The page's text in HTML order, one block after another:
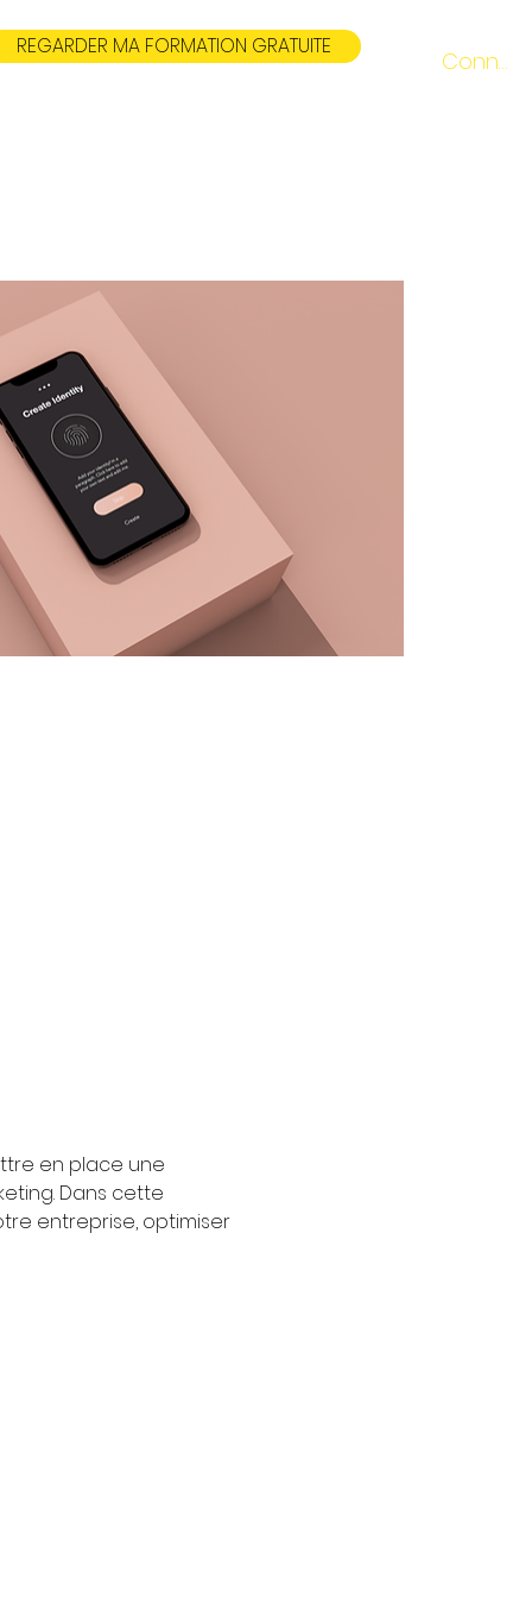
REGARDER MA FORMATION GRATUITE
en place une
Dans cette
entreprise, optimiser